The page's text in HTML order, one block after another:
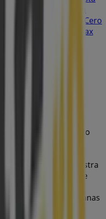
Pista Cero
Pista Cero en Sax
y
encontrar no solo
populares en
, en nuestra
últimas novedades de
las tiendas más cercanas